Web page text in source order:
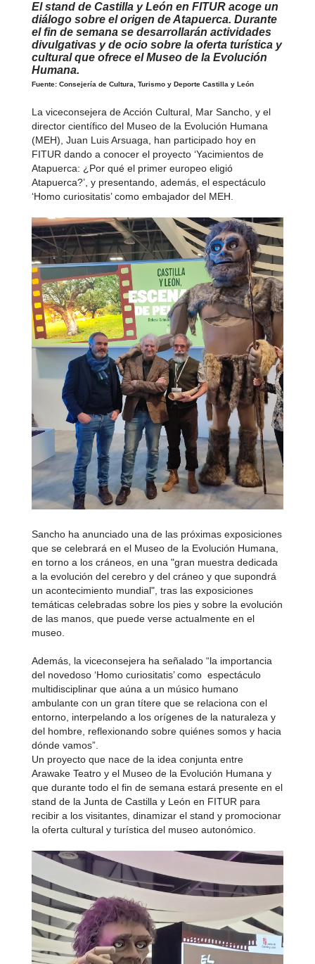
El stand de Castilla y León en FITUR acoge un
diálogo sobre el origen de Atapuerca. Durante
el fin de semana se desarrollarán actividades
divulgativas y de ocio sobre la oferta turística y
cultural que ofrece el Museo de la Evolución
Humana.
Fuente: Consejería de Cultura, Turismo y Deporte Castilla y León
La viceconsejera de Acción Cultural, Mar Sancho, y el
director científico del Museo de la Evolución Humana
(MEH), Juan Luis Arsuaga, han participado hoy en
FITUR dando a conocer el proyecto ‘Yacimientos de
Atapuerca: ¿Por qué el primer europeo eligió
Atapuerca?’, y presentando, además, el espectáculo
‘Homo curiositatis’ como embajador del MEH.
Sancho ha anunciado una de las próximas exposiciones
que se celebrará en el Museo de la Evolución Humana,
en torno a los cráneos, en una "gran muestra dedicada
a la evolución del cerebro y del cráneo y que supondrá
un acontecimiento mundial", tras las exposiciones
temáticas celebradas sobre los pies y sobre la evolución
de las manos, que puede verse actualmente en el
museo.
Además, la viceconsejera ha señalado “la importancia
del novedoso ‘Homo curiositatis’ como espectáculo
multidisciplinar que aúna a un músico humano
ambulante con un gran títere que se relaciona con el
entorno, interpelando a los orígenes de la naturaleza y
del hombre, reflexionando sobre quiénes somos y hacia
dónde vamos”.
Un proyecto que nace de la idea conjunta entre
Arawake Teatro y el Museo de la Evolución Humana y
que durante todo el fin de semana estará presente en el
stand de la Junta de Castilla y León en FITUR para
recibir a los visitantes, dinamizar el stand y promocionar
la oferta cultural y turística del museo autonómico.